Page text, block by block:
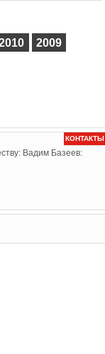
2009
КОНТАКТЫ
Вадим Базеев: